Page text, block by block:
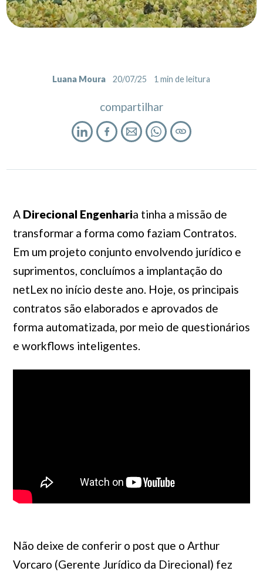
Luana Moura 20/07/25 1 min de leitura
compartilhar
A Direcional Engenharia tinha a missão de
transformar a forma como faziam Contratos.
Em um projeto conjunto envolvendo jurídico e
suprimentos, concluímos a implantação do
netLex no início deste ano. Hoje, os principais
contratos são elaborados e aprovados de
forma automatizada, por meio de questionários
e workflows inteligentes.
Não deixe de conferir o post que o Arthur
Vorcaro (Gerente Jurídico da Direcional) fez